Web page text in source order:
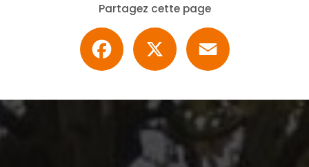
Partagez cette page
Facebook